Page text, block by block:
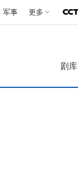
军事 更多
剧库